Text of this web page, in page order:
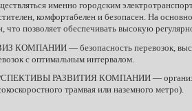
именно городским
комфортабелен и безопасен. На
что позволяет обеспечивать высокую
КОМПАНИИ — безопасность перевозок,
с оптимальным интервалом.
РАЗВИТИЯ КОМПАНИИ —
трамвая или наземного метро).